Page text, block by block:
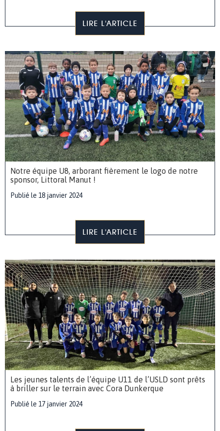
LIRE L'ARTICLE
Notre équipe U8, arborant fièrement le logo de notre
sponsor, Littoral Manut !
Publié le 18 janvier 2024
LIRE L'ARTICLE
Les jeunes talents de l’équipe U11 de l’USLD sont prêts
à briller sur le terrain avec Cora Dunkerque
Publié le 17 janvier 2024